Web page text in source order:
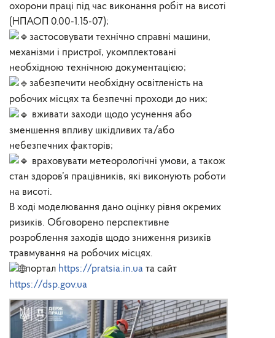
охорони праці під час виконання робіт на висоті
(НПАОП 0.00-1.15-07);
застосовувати технічно справні машини,
механізми і пристрої, укомплектовані
необхідною технічною документацією;
забезпечити необхідну освітленість на
робочих місцях та безпечні проходи до них;
вживати заходи щодо усунення або
зменшення впливу шкідливих та/або
небезпечних факторів;
враховувати метеорологічні умови, а також
стан здоров’я працівників, які виконують роботи
на висоті.
В ході моделювання дано оцінку рівня окремих
ризиків. Обговорено перспективне
розроблення заходів щодо зниження ризиків
травмування на робочих місцях.
портал https://pratsia.in.ua та сайт
https://dsp.gov.ua